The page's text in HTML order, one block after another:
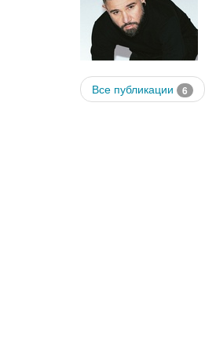
Все публикации 6